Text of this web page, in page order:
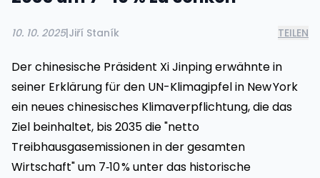
10. 10. 2025|Jiří Staník TEILEN
Der chinesische Präsident Xi Jinping erwähnte in
seiner Erklärung für den UN-Klimagipfel in New York
ein neues chinesisches Klimaverpflichtung, die das
Ziel beinhaltet, bis 2035 die "netto
Treibhausgasemissionen in der gesamten
Wirtschaft" um 7‑10 % unter das historische